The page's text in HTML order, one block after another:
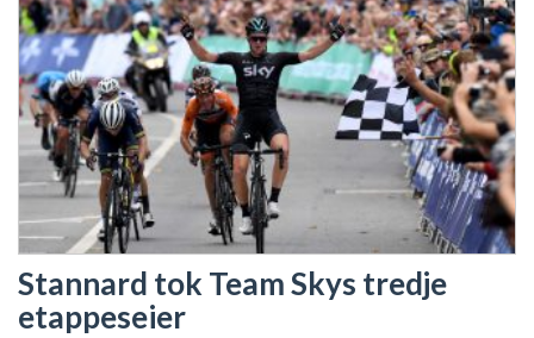
Stannard tok Team Skys tredje
etappeseier